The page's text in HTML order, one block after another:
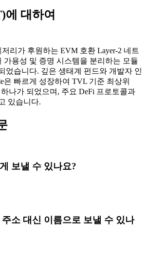
대하여
저리가 후원하는 EVM 호환 Layer-2 네트
가용성 및 증명 시스템을 분리하는 모듈
었습니다. 깊은 생태계 펀드와 개발자 인
은 빠르게 성장하여 TVL 기준 최상위
나가 되었으며, 주요 DeFi 프로토콜과
있습니다.
보낼 수 있나요?
소 대신 이름으로 보낼 수 있나